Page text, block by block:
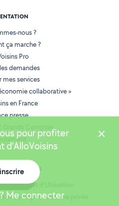
nous ?
ça marche ?
Pro
demandes
mes services
collaborative »
en France
presse
Grands Comptes
LÉGALES
de Vente et d'Utilisation
et de respect de la vie privée
pour profiter
d'AlloVoisins
Me connecter